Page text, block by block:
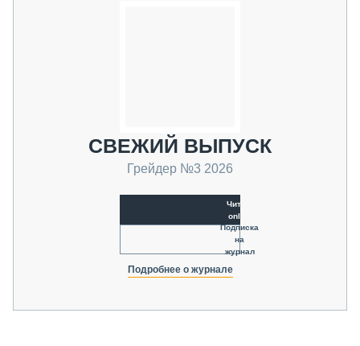
СВЕЖИЙ ВЫПУСК
Грейдер №3 2026
Читать
online
Подписка
на
журнал
Подробнее о журнале